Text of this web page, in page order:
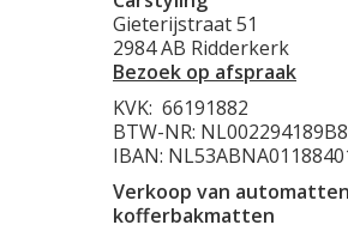
Gieterijstraat 51
2984 AB Ridderkerk
Bezoek op afspraak
KVK: 66191882
BTW-NR:
IBAN:
Verkoop van
kofferbakmatten